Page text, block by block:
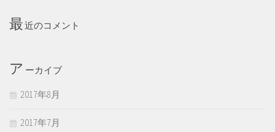
最近のコメント
ア ーカイブ
2017年8月
2017年7月